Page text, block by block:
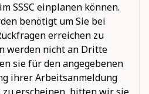
SSSC einplanen können.
benötigt um Sie bei
erreichen zu
werden nicht an Dritte
sie für den angegebenen
ihrer Arbeitsanmeldung